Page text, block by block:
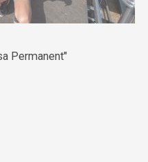
Permanent"